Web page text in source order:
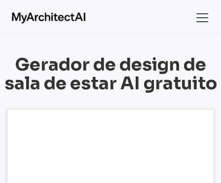
Gerador de design de
sala de estar AI gratuito